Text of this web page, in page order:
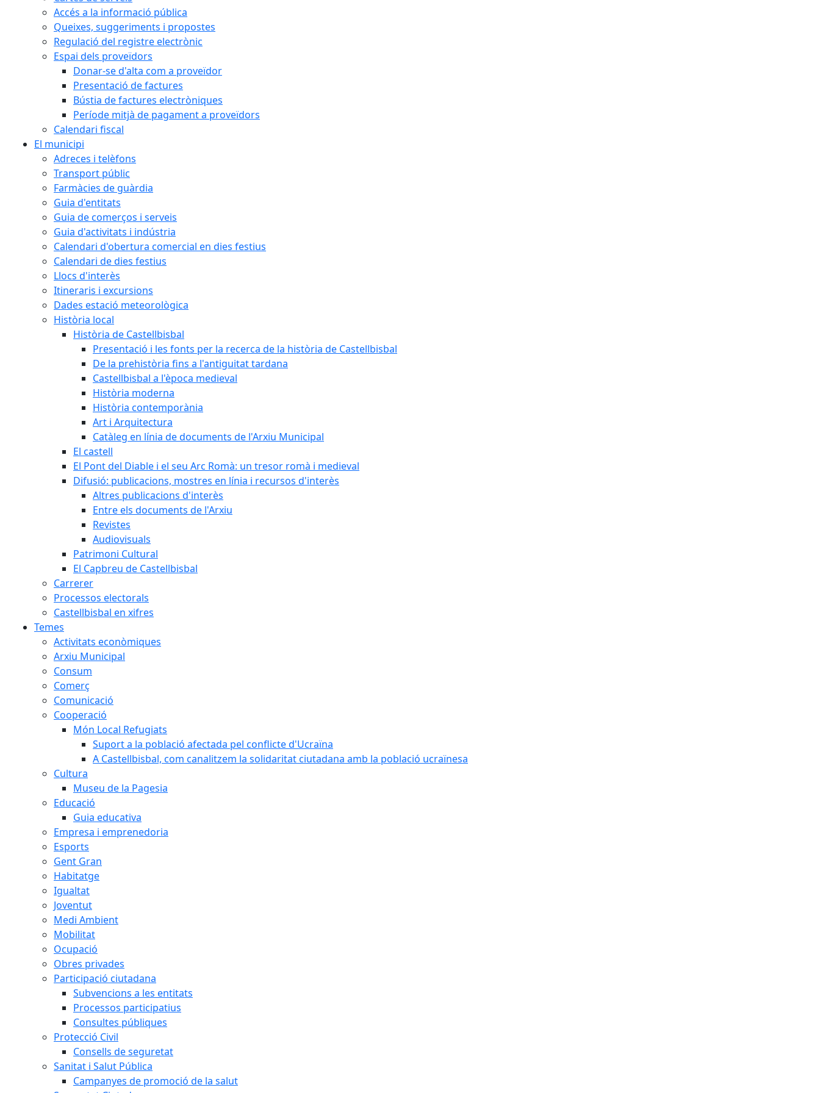
Accés a la informació pública
Queixes, suggeriments i propostes
Regulació del registre electrònic
Espai dels proveïdors
Donar-se d'alta com a proveïdor
Presentació de factures
Bústia de factures electròniques
Període mitjà de pagament a proveïdors
Calendari fiscal
El municipi
Adreces i telèfons
Transport públic
Farmàcies de guàrdia
Guia d'entitats
Guia de comerços i serveis
Guia d'activitats i indústria
Calendari d'obertura comercial en dies festius
Calendari de dies festius
Llocs d'interès
Itineraris i excursions
Dades estació meteorològica
Història local
Història de Castellbisbal
Presentació i les fonts per la recerca de la història de Castellbisbal
De la prehistòria fins a l'antiguitat tardana
Castellbisbal a l'època medieval
Història moderna
Història contemporània
Art i Arquitectura
Catàleg en línia de documents de l'Arxiu Municipal
El castell
El Pont del Diable i el seu Arc Romà: un tresor romà i medieval
Difusió: publicacions, mostres en línia i recursos d'interès
Altres publicacions d'interès
Entre els documents de l'Arxiu
Revistes
Audiovisuals
Patrimoni Cultural
El Capbreu de Castellbisbal
Carrerer
Processos electorals
Castellbisbal en xifres
Temes
Activitats econòmiques
Arxiu Municipal
Consum
Comerç
Comunicació
Cooperació
Món Local Refugiats
Suport a la població afectada pel conflicte d'Ucraïna
A Castellbisbal, com canalitzem la solidaritat ciutadana amb la població ucraïnesa
Cultura
Museu de la Pagesia
Educació
Guia educativa
Empresa i emprenedoria
Esports
Gent Gran
Habitatge
Igualtat
Joventut
Medi Ambient
Mobilitat
Ocupació
Obres privades
Participació ciutadana
Subvencions a les entitats
Processos participatius
Consultes públiques
Protecció Civil
Consells de seguretat
Sanitat i Salut Pública
Campanyes de promoció de la salut